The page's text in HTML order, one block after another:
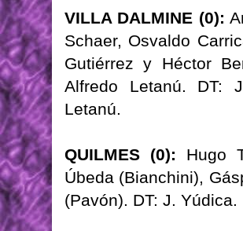
VILLA DALMINE (0):
Schaer, Osvaldo
Gutiérrez y Héctor
Alfredo Letanú. DT:
Letanú.
QUILMES (0): Hugo
Úbeda (Bianchini),
(Pavón). DT: J. Yúdica.